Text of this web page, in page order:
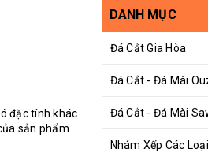
đặc tính khác
sản phẩm.
DANH MỤC
Đá Cắt Gia Hòa
Đá Cắt - Đá Mài
Đá Cắt - Đá Mài
Nhám Xếp Các Loại